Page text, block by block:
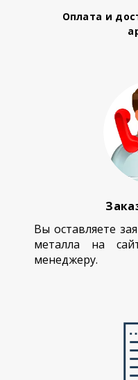
Оплата и
Вы оставляете
металла на
менеджеру.